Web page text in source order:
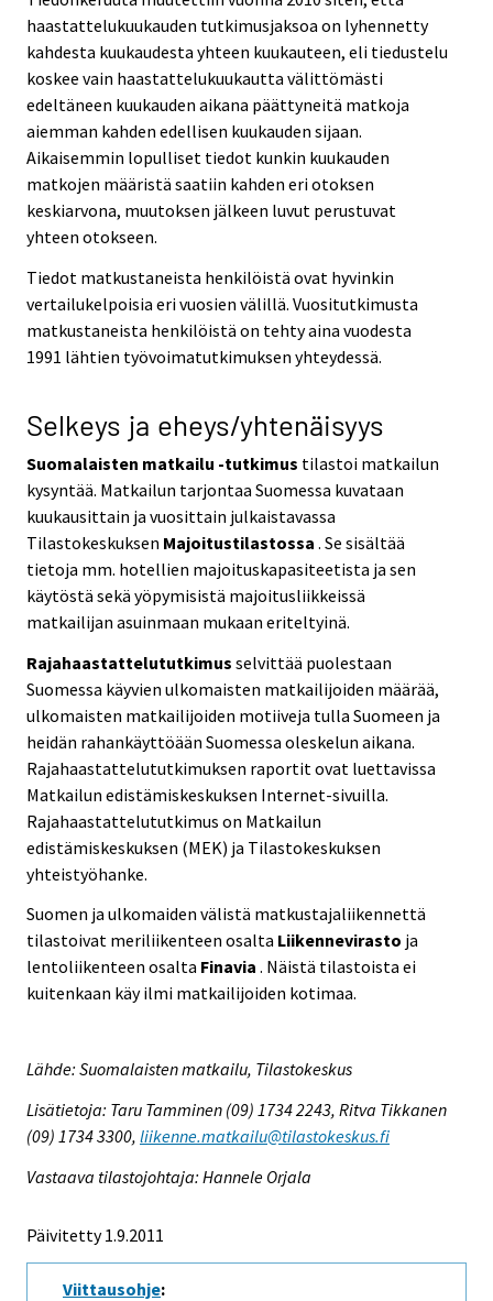
haastattelukuukauden tutkimusjaksoa on lyhennetty
kahdesta kuukaudesta yhteen kuukauteen, eli tiedustelu
koskee vain haastattelukuukautta välittömästi
edeltäneen kuukauden aikana päättyneitä matkoja
aiemman kahden edellisen kuukauden sijaan.
Aikaisemmin lopulliset tiedot kunkin kuukauden
matkojen määristä saatiin kahden eri otoksen
keskiarvona, muutoksen jälkeen luvut perustuvat
yhteen otokseen.
Tiedot matkustaneista henkilöistä ovat hyvinkin
vertailukelpoisia eri vuosien välillä. Vuositutkimusta
matkustaneista henkilöistä on tehty aina vuodesta
1991 lähtien työvoimatutkimuksen yhteydessä.
Selkeys ja eheys/yhtenäisyys
Suomalaisten matkailu -tutkimus tilastoi matkailun
kysyntää. Matkailun tarjontaa Suomessa kuvataan
kuukausittain ja vuosittain julkaistavassa
Tilastokeskuksen Majoitustilastossa . Se sisältää
tietoja mm. hotellien majoituskapasiteetista ja sen
käytöstä sekä yöpymisistä majoitusliikkeissä
matkailijan asuinmaan mukaan eriteltyinä.
Rajahaastattelututkimus selvittää puolestaan
Suomessa käyvien ulkomaisten matkailijoiden määrää,
ulkomaisten matkailijoiden motiiveja tulla Suomeen ja
heidän rahankäyttöään Suomessa oleskelun aikana.
Rajahaastattelututkimuksen raportit ovat luettavissa
Matkailun edistämiskeskuksen Internet-sivuilla.
Rajahaastattelututkimus on Matkailun
edistämiskeskuksen (MEK) ja Tilastokeskuksen
yhteistyöhanke.
Suomen ja ulkomaiden välistä matkustajaliikennettä
tilastoivat meriliikenteen osalta Liikennevirasto ja
lentoliikenteen osalta Finavia . Näistä tilastoista ei
kuitenkaan käy ilmi matkailijoiden kotimaa.
Lähde: Suomalaisten matkailu, Tilastokeskus
Lisätietoja: Taru Tamminen (09) 1734 2243, Ritva Tikkanen
(09) 1734 3300, liikenne.matkailu@tilastokeskus.fi
Vastaava tilastojohtaja: Hannele Orjala
Päivitetty 1.9.2011
Viittausohje: